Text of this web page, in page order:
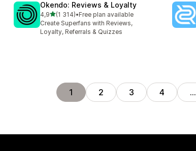
Okendo: Reviews & Loyalty
4,9z 5 hvězd
(1 314)
Celkový počet recenzí: 1314
•Free plan available
Create Superfans with Reviews,
Loyalty, Referrals & Quizzes
1 2 3 4 …